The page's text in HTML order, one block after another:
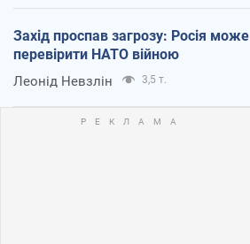
Захід проспав загрозу: Росія може
перевірити НАТО війною
Леонід Невзлін 3,5 т.